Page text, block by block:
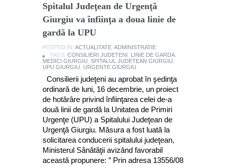
Spitalul Judeţean de Urgenţă
Giurgiu va înfiinţa a doua linie de
gardă la UPU
POSTED IN: ACTUALITATE ADMINISTRATIE
TAGS: CONSILIERI JUDETENI LINIE DE GARDA
MEDICI GIURGIU SPITALUL JUDETEAN GIURGIU
UPU GIURGIU
URGENTE GIURGIU
Consilierii judeţeni au aprobat în şedinţa
ordinară de luni, 16 decembrie, un proiect
de hotărâre privind înfiinţarea celei de-a
două linii de gardă la Unitatea de Primiri
Urgenţe (UPU) a Spitalului Judeţean de
Urgenţă Giurgiu. Măsura a fost luată la
solicitarea conducerii spitalului judeţean,
Ministerul Sănătăţii avizând favorabil
această propunere: ” Prin adresa 13556/08